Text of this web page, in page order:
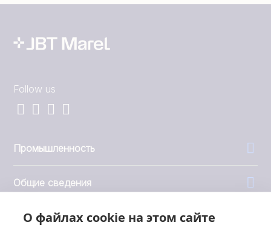
О файлах cookie на этом сайте
Follow us
Промышленность
Общие сведения
Компания